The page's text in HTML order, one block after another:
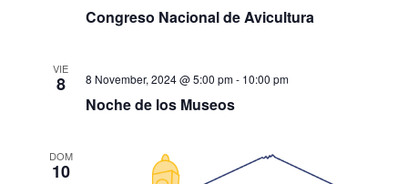
Congreso Nacional de Avicultura
VIE
8 8 November, 2024 @ 5:00 pm- 10:00 pm
Noche de los Museos
DOM
10